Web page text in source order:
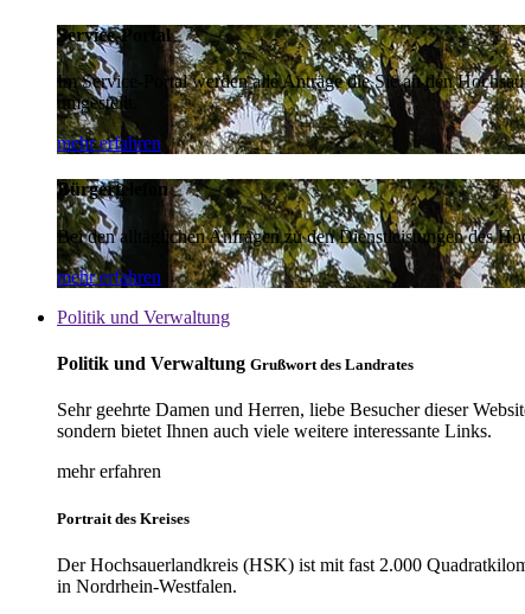
Service-Portal
Im Service-Portal werden alle Anträge die Sie an den
umgestellt.
mehr erfahren
Bürgertelefon
Bei den alltäglichen Anfragen zu den Dienstleistungen des
mehr erfahren
Politik und Verwaltung
Politik und Verwaltung Grußwort des Landrates
Sehr geehrte Damen und Herren, liebe Besucher dieser
sondern bietet Ihnen auch viele weitere interessante Links.
mehr erfahren
Portrait des Kreises
Der Hochsauerlandkreis (HSK) ist mit fast 2.000
in Nordrhein-Westfalen.